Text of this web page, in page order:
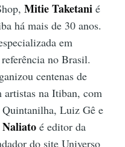
Mitie Taketani é
há mais de 30 anos.
em
no Brasil.
centenas de
artistas na Itiban, com
Luiz Gê e
é editor da
do site Universo